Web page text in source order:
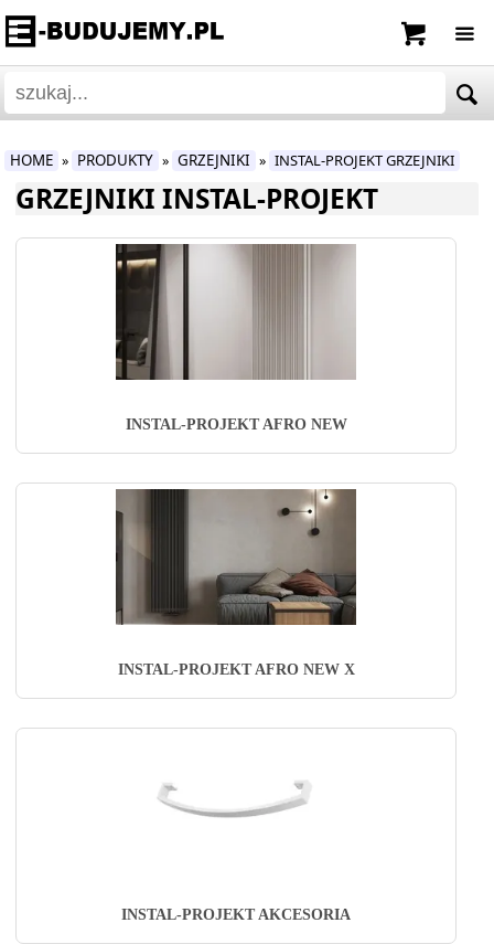
HOME » PRODUKTY » GRZEJNIKI » INSTAL-PROJEKT GRZEJNIKI
GRZEJNIKI INSTAL-PROJEKT
INSTAL-PROJEKT AFRO NEW
INSTAL-PROJEKT AFRO NEW X
INSTAL-PROJEKT AKCESORIA